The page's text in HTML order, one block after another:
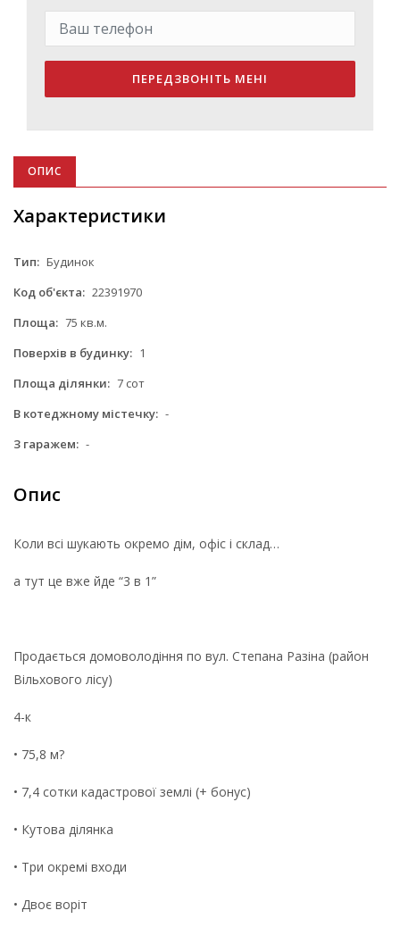
ПЕРЕДЗВОНІТЬ МЕНІ
ОПИС
Характеристики
Тип: Будинок
Код об'єкта: 22391970
Площа: 75 кв.м.
Поверхів в будинку: 1
Площа ділянки: 7 сот
В котеджному містечку: -
З гаражем: -
Опис
Коли всі шукають окремо дім, офіс і склад…
а тут це вже йде “3 в 1”
Продається домоволодіння по вул. Степана Разіна (район
Вільхового лісу)
4-к
• 75,8 м?
• 7,4 сотки кадастрової землі (+ бонус)
• Кутова ділянка
• Три окремі входи
• Двоє воріт